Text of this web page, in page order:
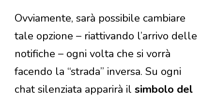
Ovviamente, sarà possibile cambiare
tale opzione – riattivando l’arrivo delle
notifiche – ogni volta che si vorrà
facendo la “strada” inversa. Su ogni
chat silenziata apparirà il simbolo del